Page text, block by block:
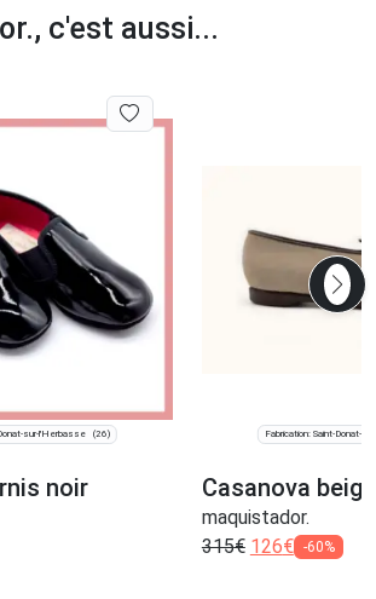
c'est aussi...
sur-l'Herbasse (26)
noir
Fabrication: Saint-Donat-
Casanova
maquistador.
315€ 126€ -60%